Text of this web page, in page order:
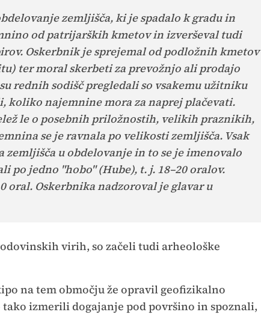
zemljišča, ki je spadalo k gradu in
od patrijarških kmetov in izverševal tudi
Oskerbnik je sprejemal od podložnih kmetov
ter moral skerbeti za prevožnjo ali prodajo
rednih sodišč pregledali so vsakemu užitniku
koliko najemnine mora za naprej plačevati.
le o posebnih priložnostih, velikih praznikih,
se je ravnala po velikosti zemljišča. Vsak
zemljišča u obdelovanje in to se je imenovalo
po jedno "hobo" (Hube), t. j. 18–20 oralov.
oral. Oskerbnika nadzoroval je glavar u
virih, so začeli tudi arheološke
na tem območju že opravil geofizikalno
izmerili dogajanje pod površino in spoznali,